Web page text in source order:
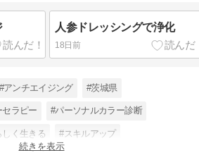
人参ドレッシングで浄化
18日前
#アンチエイジング #茨城県
セラピー #パーソナルカラー診断
しく生きる #スキルアップ
続きを表示